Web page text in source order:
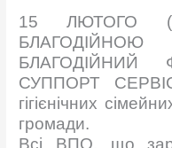
15 ЛЮТОГО
БЛАГОДІЙНИЙ
СУППОРТ
гігієнічних
громади.
Всі ВПО, що